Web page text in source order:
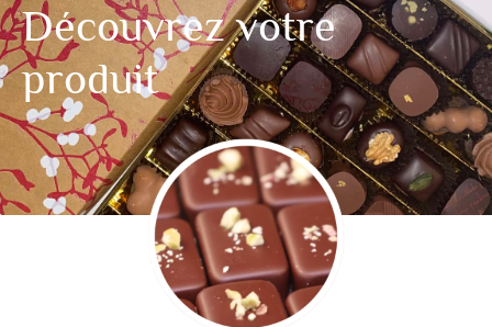
Découvrez votre
produit